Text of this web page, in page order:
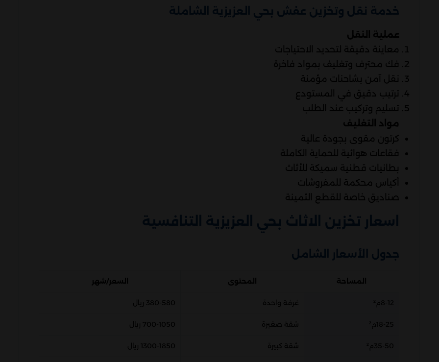
خدمة نقل وتخزين عفش بحي العزيزية الشاملة
عملية النقل
معاينة دقيقة لتحديد الاحتياجات
فك محترف وتغليف بمواد فاخرة
نقل آمن بشاحنات مؤمنة
ترتيب دقيق في المستودع
تسليم وتركيب عند الطلب
مواد التغليف
كرتون مقوى بجودة عالية
فقاعات هوائية للحماية الكاملة
بطانيات قطنية سميكة للأثاث
أكياس محكمة للمفروشات
صناديق خاصة للقطع الثمينة
اسعار تخزين الاثاث بحي العزيزية التنافسية
جدول الأسعار الشامل
المساحة المحتوى السعر/شهر
8-12م² غرفة واحدة 380-580 ريال
18-25م² شقة صغيرة 700-1050 ريال
35-50م² شقة كبيرة 1300-1850 ريال